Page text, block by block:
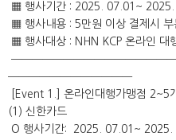
▦ 행사기간 : 2025. 07.01~ 2025.
▦ 행사내용 : 5만원 이상 결제시 부
▦ 행사대상 : NHN KCP 온라인 대
━━━━━━━━━━━━
[Event 1.] 온라인대행가맹점 2~5
(1) 신한카드
O 행사기간: 2025. 07.01~ 2025.